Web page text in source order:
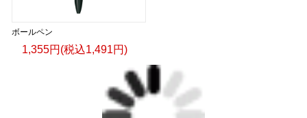
ボールペン
1,355円(税込1,491円)